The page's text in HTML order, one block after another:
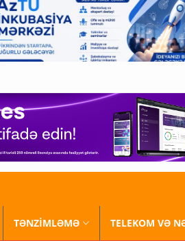
TƏNZİMLƏMƏ TELEKOM VƏ